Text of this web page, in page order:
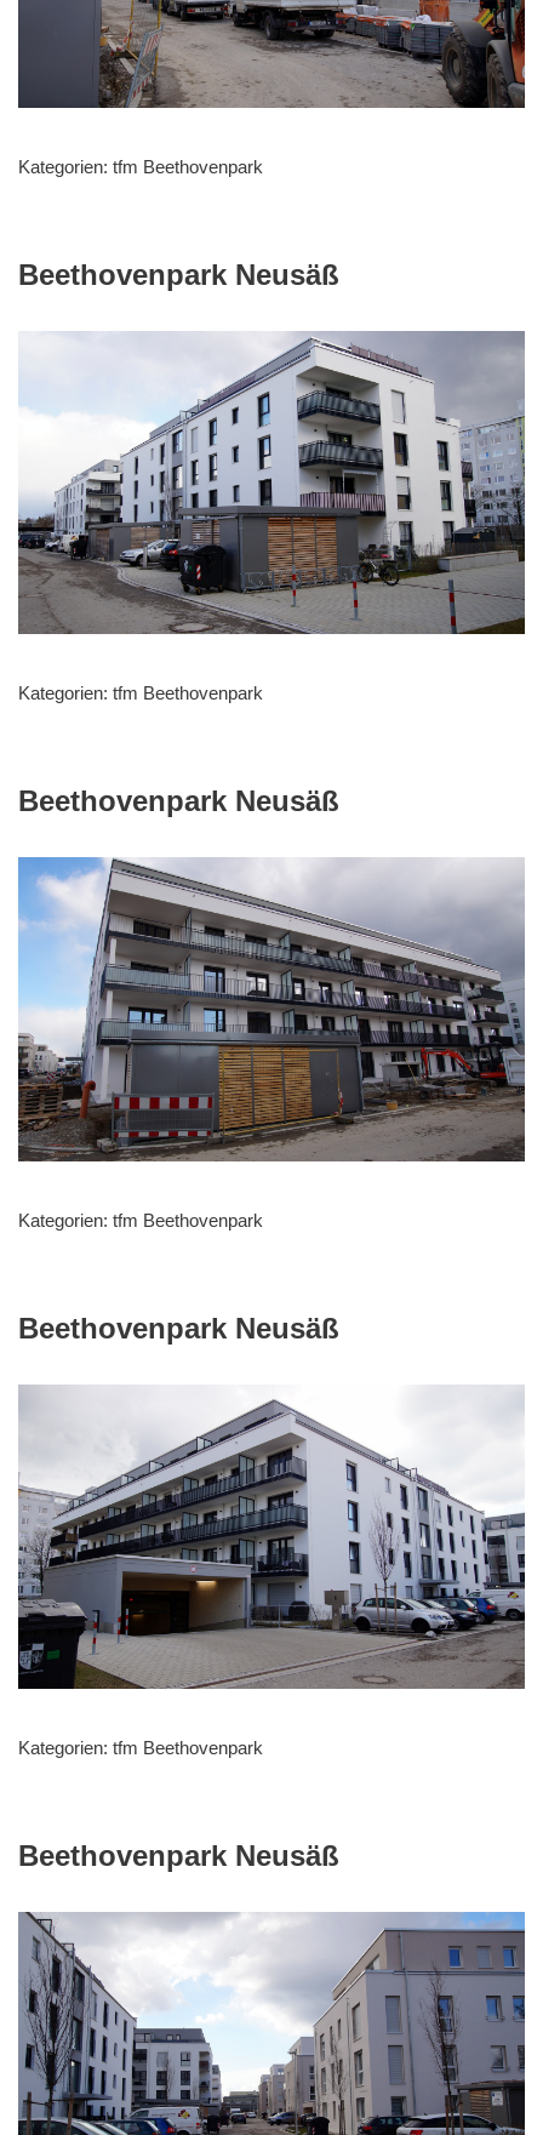
Kategorien: tfm Beethovenpark
Beethovenpark Neusäß
Kategorien: tfm Beethovenpark
Beethovenpark Neusäß
Kategorien: tfm Beethovenpark
Beethovenpark Neusäß
Kategorien: tfm Beethovenpark
Beethovenpark Neusäß